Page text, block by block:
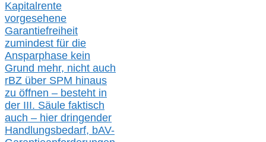
Kapitalrente
vorgesehene
Garantiefreiheit
zumindest für die
Ansparphase kein
Grund mehr, nicht auch
rBZ über SPM hinaus
zu öffnen – besteht in
der III. Säule faktisch
auch – hier dringender
Handlungsbedarf, bAV-